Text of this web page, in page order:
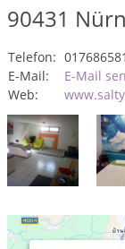
90431
Telefon:
E-Mail:
E-Mail
Web: